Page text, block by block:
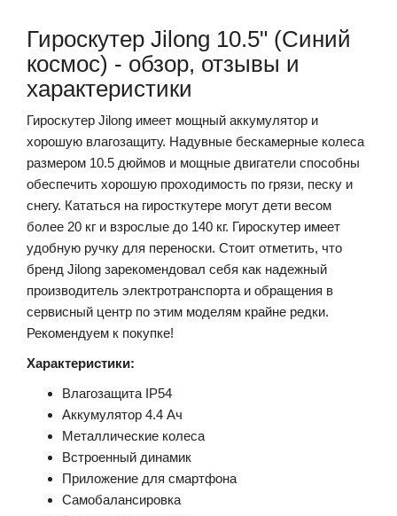
Гироскутер Jilong 10.5" (Синий
космос) - обзор, отзывы и
характеристики
Гироскутер Jilong имеет мощный аккумулятор и
хорошую влагозащиту. Надувные бескамерные колеса
размером 10.5 дюймов и мощные двигатели способны
обеспечить хорошую проходимость по грязи, песку и
снегу. Кататься на гиросткутере могут дети весом
более 20 кг и взрослые до 140 кг. Гироскутер имеет
удобную ручку для переноски. Стоит отметить, что
бренд Jilong зарекомендовал себя как надежный
производитель электротранспорта и обращения в
сервисный центр по этим моделям крайне редки.
Рекомендуем к покупке!
Характеристики:
Влагозащита IP54
Аккумулятор 4.4 Ач
Металлические колеса
Встроенный динамик
Приложение для смартфона
Самобалансировка